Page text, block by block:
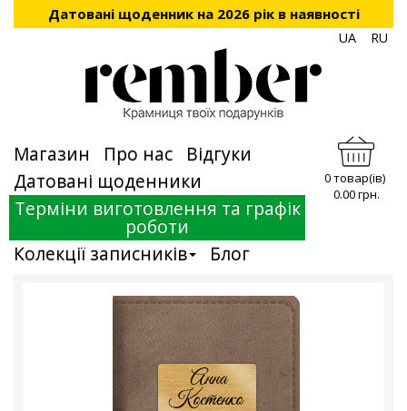
Датовані щоденник на 2026 рік в наявності
UA RU
Магазин Про нас
Відгуки
Датовані щоденники
Терміни виготовлення та графік
роботи
Колекції записників
Блог
0 товар(ів)
0.00 грн.